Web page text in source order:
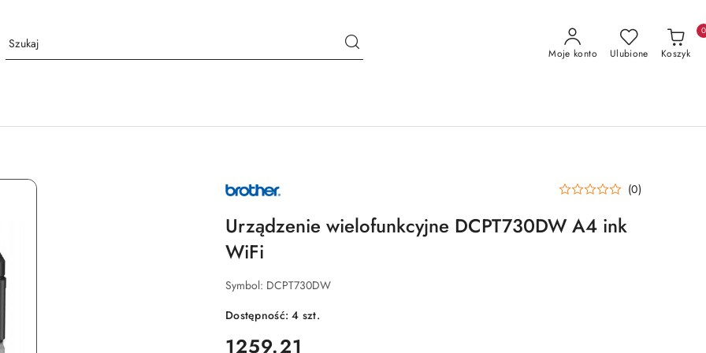
Moje konto Ulubione Koszyk
0
NAZWA
PRODUCENTA: (0)
Urządzenie wielofunkcyjne DCPT730DW A4 ink
WiFi
Symbol: DCPT730DW
Dostępność:4 szt.
cena:
1259.21